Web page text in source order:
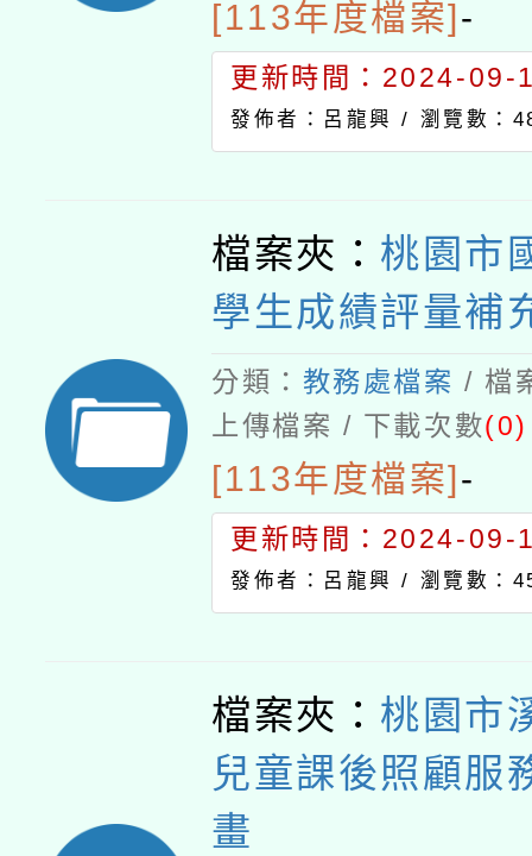
[113年度檔案] -
更新時間：2024-09-
發佈者：呂龍興 / 瀏覽數：
檔案夾： 桃園市
學生成績評量補
分類： 教務處檔案 / 檔
上傳檔案 / 下載次數(0)
[113年度檔案] -
更新時間：2024-09-
發佈者：呂龍興 / 瀏覽數：
檔案夾： 桃園市
兒童課後照顧服
畫